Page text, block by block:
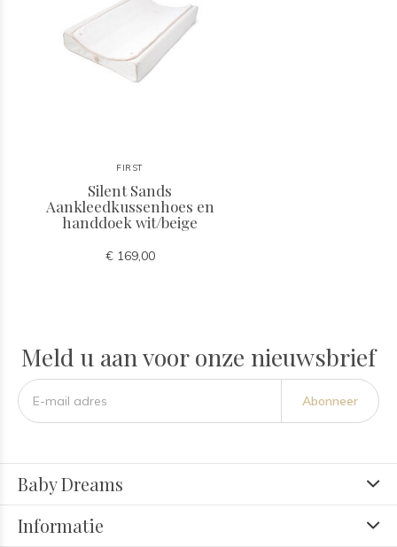
FIRST
Silent Sands
Aankleedkussenhoes en
handdoek wit/beige
€ 169,00
Meld u aan voor onze nieuwsbrief
Abonneer
Baby Dreams
Informatie